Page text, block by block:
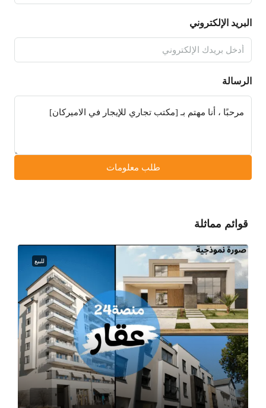
البريد الإلكتروني
الرسالة
طلب معلومات
قوائم مماثلة
للبيع